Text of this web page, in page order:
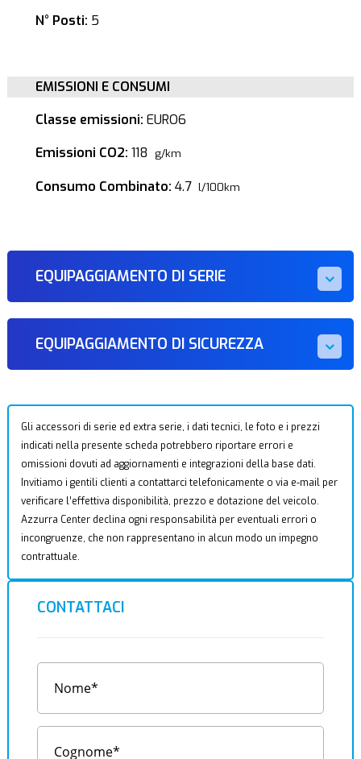
N° Posti: 5
EMISSIONI E CONSUMI
Classe emissioni: EURO6
Emissioni CO2: 118 g/km
Consumo Combinato: 4.7 l/100km
EQUIPAGGIAMENTO DI SERIE
EQUIPAGGIAMENTO DI SICUREZZA
Gli accessori di serie ed extra serie, i dati tecnici, le foto e i prezzi
indicati nella presente scheda potrebbero riportare errori e
omissioni dovuti ad aggiornamenti e integrazioni della base dati.
Invitiamo i gentili clienti a contattarci telefonicamente o via e-mail per
verificare l’effettiva disponibilità, prezzo e dotazione del veicolo.
Azzurra Center declina ogni responsabilità per eventuali errori o
incongruenze, che non rappresentano in alcun modo un impegno
contrattuale.
CONTATTACI